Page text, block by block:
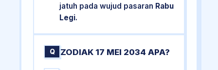
jatuh pada wujud pasaran Rabu
Legi.
Q ZODIAK 17 MEI 2034 APA?